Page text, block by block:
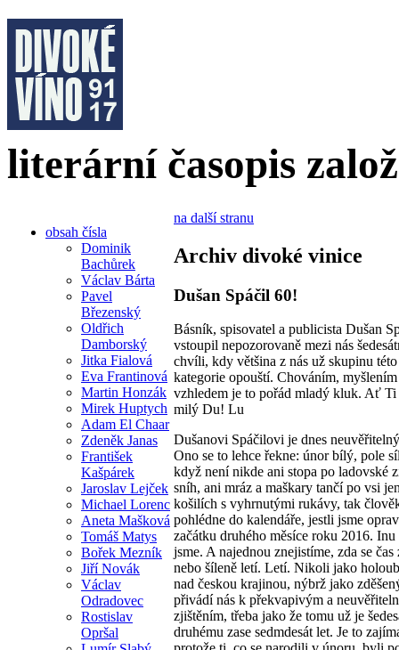
literární časopis
obsah čísla
Dominik
Bachůrek
Václav Bárta
Pavel
Březenský
Oldřich
Damborský
Jitka Fialová
Eva Frantinová
Martin Honzák
Mirek Huptych
Adam El Chaar
Zdeněk Janas
František
Kašpárek
Jaroslav Lejček
Michael Lorenc
Aneta Mašková
Tomáš Matys
Bořek Mezník
Jiří Novák
Václav
Odradovec
Rostislav
Opršal
na další stranu
Archiv divoké vinice
Dušan Spáčil 60!
Básník, spisovatel a publicista Dušan
vstoupil nepozorovaně mezi nás
chvíli, kdy většina z nás už skupinu
kategorie opouští. Chováním, myšlením
vzhledem je to pořád mladý kluk. Ať
milý Du! Lu
Dušanovi Spáčilovi je dnes
Ono se to lehce řekne: únor bílý, pole
když není nikde ani stopa po ladovské
sníh, ani mráz a maškary tančí po vsi
košilích s vyhrnutými rukávy, tak
pohlédne do kalendáře, jestli jsme
začátku druhého měsíce roku 2016. Inu
jsme. A najednou znejistíme, zda se čas
nebo šíleně letí. Letí. Nikoli jako
nad českou krajinou, nýbrž jako
přivádí nás k překvapivým a
zjištěním, třeba jako že tomu už je
druhému zase sedmdesát let. Je to